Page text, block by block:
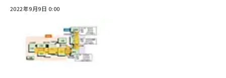
2022年9月9日 0:00